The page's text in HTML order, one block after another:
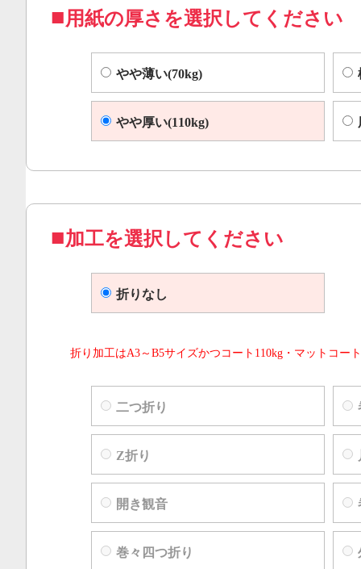
用紙の厚さを選択してください
やや薄い(70kg)
やや厚い(110kg)
加工を選択してください
折りなし
折り加工はA3～B5サイズかつコート110kg・マットコー
二つ折り
Z折り
開き観音
巻々四つ折り